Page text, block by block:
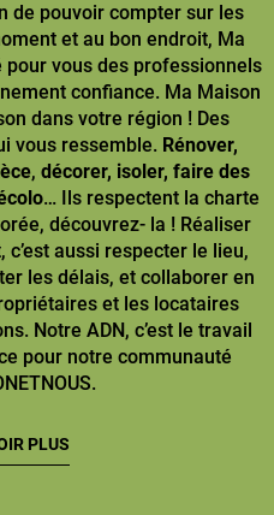
de pouvoir compter sur les
et au bon endroit, Ma
pour vous des professionnels
confiance. Ma Maison
dans votre région ! Des
vous ressemble. Rénover,
, décorer, isoler, faire des
… Ils respectent la charte
découvrez- la ! Réaliser
aussi respecter le lieu,
les délais, et collaborer en
et les locataires
Notre ADN, c’est le travail
pour notre communauté
PLUS